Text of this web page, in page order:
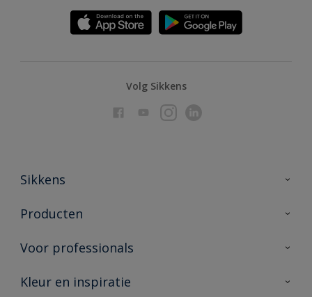
Volg Sikkens
Sikkens
Over Sikkens
Duurzaamheid
Producten
Producten voor binnen
Vind je verkooppunt
Voor professionals
Advies & service
Kleur en inspiratie